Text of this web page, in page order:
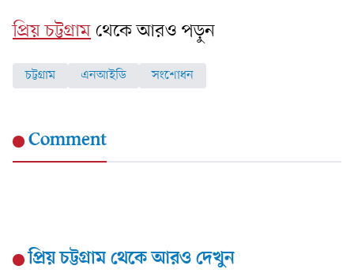
প্রিয় চট্টগ্রামথেকে আরও পড়ুন
চট্টগ্রাম এনআইডি সংশোধন
Comment
প্রিয় চট্টগ্রামথেকে আরও দেখুন